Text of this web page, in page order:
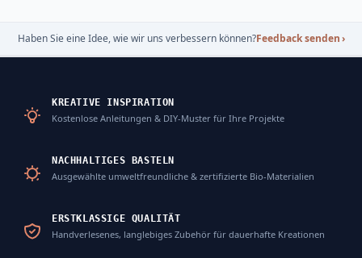
Haben Sie eine Idee, wie wir uns verbessern können?Feedback senden›
KREATIVE INSPIRATION
Kostenlose Anleitungen & DIY-Muster für Ihre Projekte
NACHHALTIGES BASTELN
Ausgewählte umweltfreundliche & zertifizierte Bio-Materialien
ERSTKLASSIGE QUALITÄT
Handverlesenes, langlebiges Zubehör für dauerhafte Kreationen